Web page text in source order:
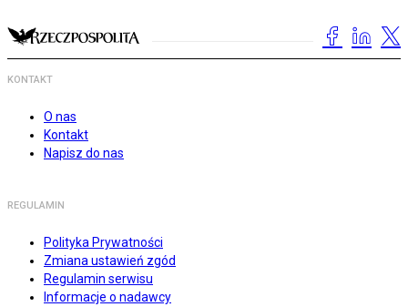
KONTAKT
O nas
Kontakt
Napisz do nas
REGULAMIN
Polityka Prywatności
Zmiana ustawień zgód
Regulamin serwisu
Informacje o nadawcy